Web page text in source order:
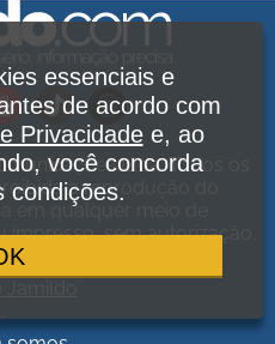
Ltda. Todos os
a reprodução do
em qualquer meio de
impresso, sem autorização.
essenciais e
de acordo com
Privacidadee, ao
você concorda
condições.